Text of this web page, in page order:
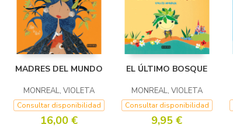
MADRES DEL MUNDO
MONREAL, VIOLETA
Consultar disponibilidad
16,00 €
EL ÚLTIMO BOSQUE
MONREAL, VIOLETA
Consultar disponibilidad
9,95 €